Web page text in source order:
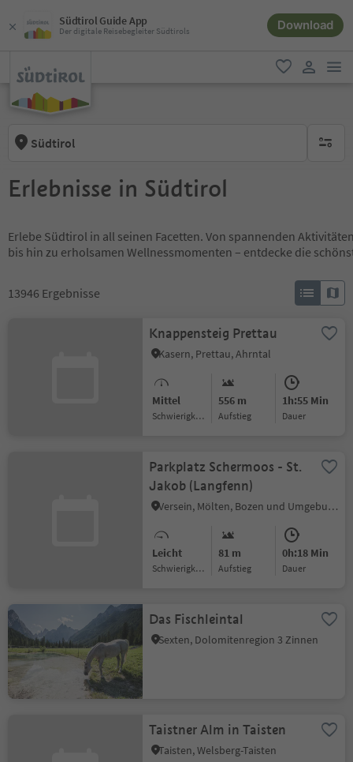
Südtirol Guide App
Der digitale Reisebegleiter Südtirols Download
favorit
Südtirol keine
Erlebnisse in Südtirol
Erlebe Südtirol in all seinen Facetten. Von spannenden
bis hin zu erholsamen Wellnessmomenten – entdecke die
13946 Ergebnisse
Knappensteig Prettau
Kasern, Prettau, Ahrntal
Mittel
Schwierigkeitsgrad
556 m
Aufstieg
1h:55 Min
Dauer
Parkplatz Schermoos - St.
Jakob (Langfenn)
Versein, Mölten, Bozen und Umgebung
Leicht
Schwierigkeitsgrad
81 m
Aufstieg
0h:18 Min
Dauer
Das Fischleintal
Sexten, Dolomitenregion 3 Zinnen
Taistner Alm in Taisten
Taisten, Welsberg-Taisten